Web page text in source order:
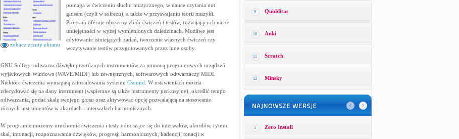
zobacz zrzuty ekranu
pomaga w ćwiczeniu słuchu muzycznego, w nauce czytania nut
głosem (czyli w solfeżu), a także w przyswajaniu teorii muzyki.
Program oferuje obszerny zbiór ćwiczeń i testów, rozwijających nasze
umiejętności w wyżej wymienionych dziedzinach. Możliwe jest
edytowanie istniejących zadań, tworzenie własnych ćwiczeń czy
wczytywanie testów przygotowanych przez inne osoby.
GNU Solfege odtwarza dźwięki przeróżnych instrumentów za pomocą programowych urządzeń
wyjściowych Windows (WAVE/MIDI) lub zewnętrznych, softwarowych odtwarzaczy MIDI.
Niektóre ćwiczenia wymagają zainstalowania systemu Csound . W ustawieniach można
zdecydować się na dany instrument (wspierane są także instrumenty perkusyjne), określić tempo
odtwarzania, podać skalę swojego głosu oraz aktywować opcję pozwalającą na stosowanie
różnych instrumentów w akordach i interwałach harmonicznych.
W programie możemy uruchomić ćwiczenia i testy odnoszące się do interwałów, akordów, rytmu,
skal, intonacji, rozpoznawania dźwięków, progresji harmonicznych, kadencji, tonacji w
9 Quidditas
10 Anki
11 Scratch
12 Minsky
1 Zero Install